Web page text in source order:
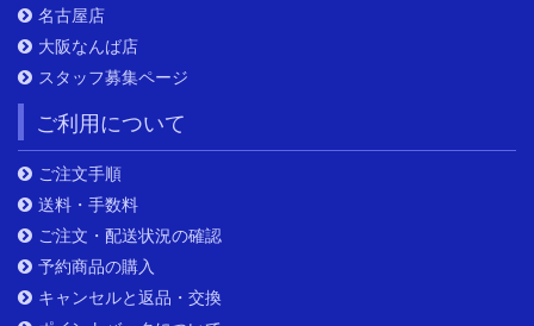
名古屋店
大阪なんば店
スタッフ募集ページ
ご利用について
ご注文手順
送料・手数料
ご注文・配送状況の確認
予約商品の購入
キャンセルと返品・交換